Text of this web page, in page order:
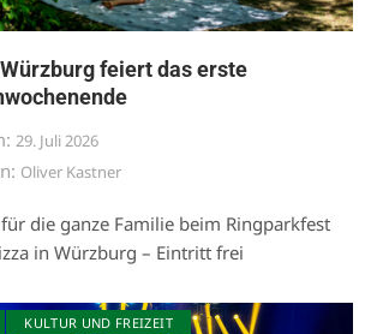
feiert das erste
29. Juli 2026
Oliver Kastner
die ganze Familie beim Ringparkfest
in Würzburg – Eintritt frei
KULTUR UND FREIZEIT